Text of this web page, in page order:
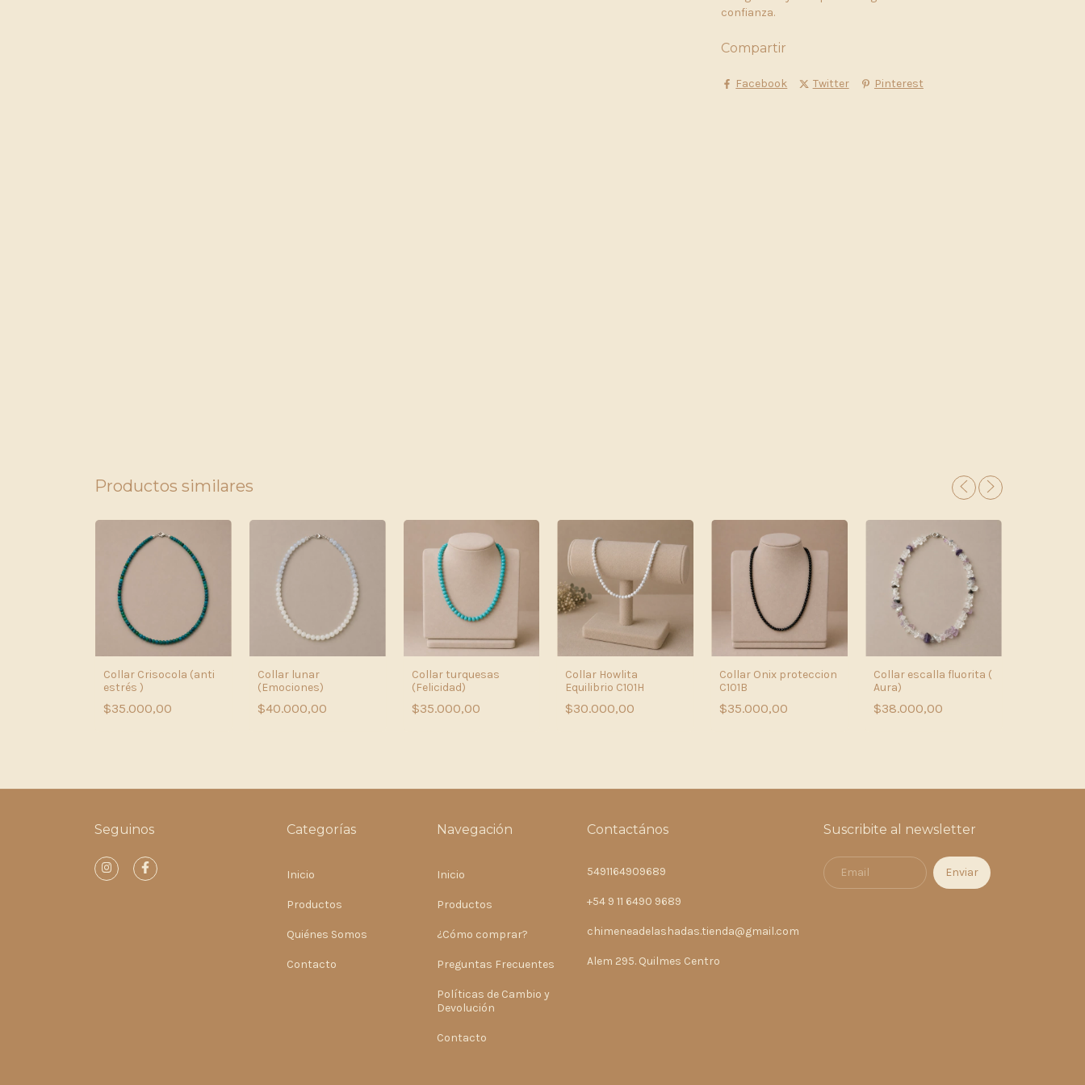
confianza.
Compartir
Facebook Twitter Pinterest
Productos similares
Collar Crisocola (anti
estrés )
$35.000,00
Collar lunar
(Emociones)
$40.000,00
Collar turquesas
(Felicidad)
$35.000,00
Collar Howlita
Equilibrio C101H
$30.000,00
Collar Onix proteccion
C101B
$35.000,00
Collar escalla fluorita (
Aura)
$38.000,00
Seguinos Categorías
Inicio
Productos
Quiénes Somos
Contacto
Navegación
Inicio
Productos
¿Cómo comprar?
Preguntas Frecuentes
Políticas de Cambio y
Devolución
Contacto
Contactános
5491164909689
+54 9 11 6490 9689
chimeneadelashadas.tienda@gmail.com
Alem 295. Quilmes Centro
Suscribite al newsletter